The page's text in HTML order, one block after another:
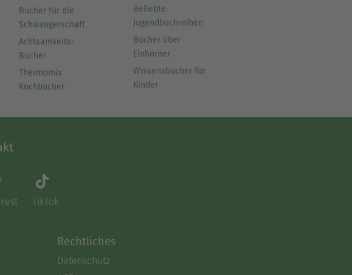
Bücher für die
Schwangerschaft
Achtsamkeits-
Bücher
Thermomix
Kochbücher
Beliebte
Jugendbuchreihen
Bücher über
Einhörner
Wissensbücher für
Kinder
TikTok
Rechtliches
Datenschutz